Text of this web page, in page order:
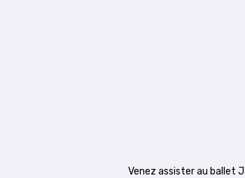
Venez assister au ballet